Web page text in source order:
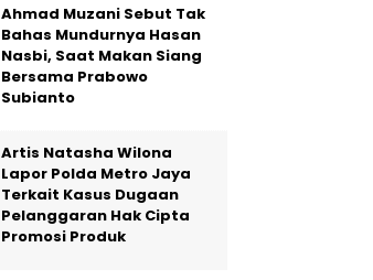
Ahmad Muzani Sebut Tak
Bahas Mundurnya Hasan
Nasbi, Saat Makan Siang
Bersama Prabowo
Subianto
Artis Natasha Wilona
Lapor Polda Metro Jaya
Terkait Kasus Dugaan
Pelanggaran Hak Cipta
Promosi Produk